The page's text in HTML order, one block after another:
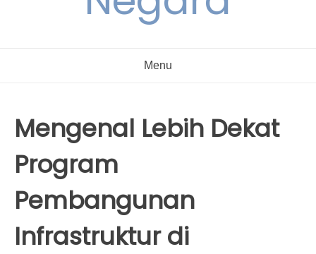
Menu
Mengenal Lebih Dekat
Program
Pembangunan
Infrastruktur di